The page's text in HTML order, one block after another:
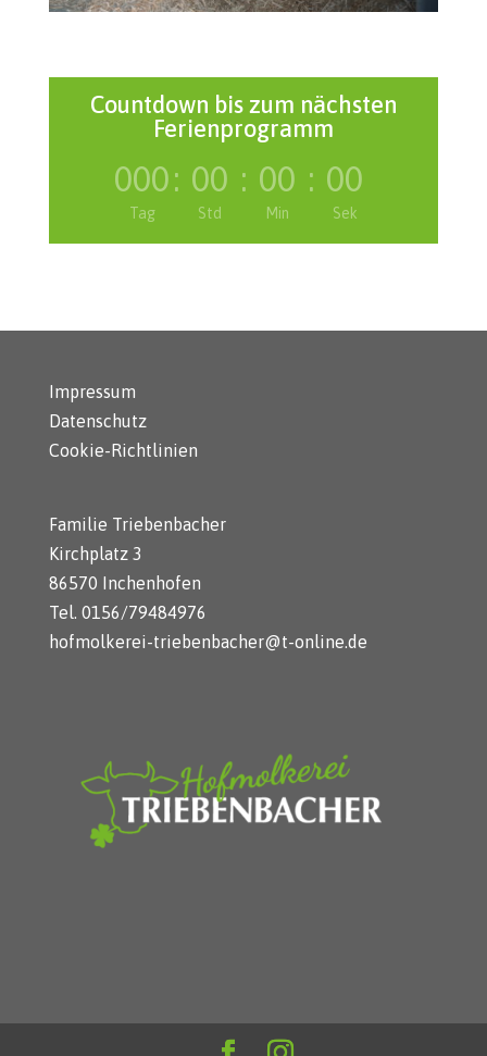
Countdown bis zum nächsten
Ferienprogramm
000
Tag
: 00
Std
: 00
Min
: 00
Sek
Impressum
Datenschutz
Cookie-Richtlinien
Familie Triebenbacher
Kirchplatz 3
86570 Inchenhofen
Tel. 0156/79484976
hofmolkerei-triebenbacher@t-online.de